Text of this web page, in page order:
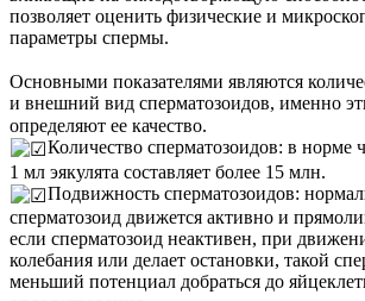
позволяет оценить физические и
параметры спермы.
Основными показателями являются
и внешний вид сперматозоидов, именно
определяют ее качество. ⠀
Количество сперматозоидов: в норме
1 мл эякулята составляет более 15 млн.⠀
Подвижность сперматозоидов:
сперматозоид движется активно и
если сперматозоид неактивен, при
колебания или делает остановки, такой
меньший потенциал добраться до